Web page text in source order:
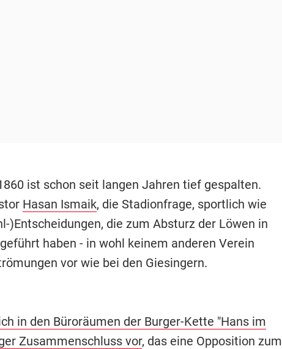
ist schon seit langen Jahren tief gespalten.
Hasan Ismaik, die Stadionfrage, sportlich wie
)Entscheidungen, die zum Absturz der Löwen in
haben - in wohl keinem anderen Verein
vor wie bei den Giesingern.
in den Büroräumen der Burger-Kette "Hans im
Zusammenschluss vor, das eine Opposition zum